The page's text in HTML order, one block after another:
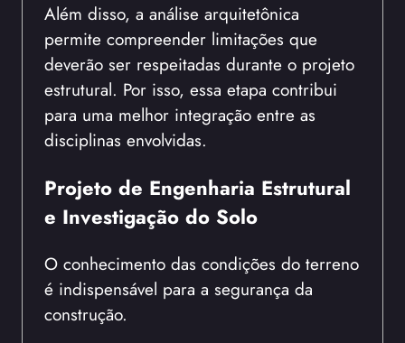
Além disso, a análise arquitetônica
permite compreender limitações que
deverão ser respeitadas durante o projeto
estrutural. Por isso, essa etapa contribui
para uma melhor integração entre as
disciplinas envolvidas.
Projeto de Engenharia Estrutural
e Investigação do Solo
O conhecimento das condições do terreno
é indispensável para a segurança da
construção.